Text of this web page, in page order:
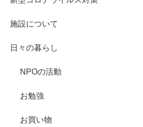
施設について
日々の暮らし
NPOの活動
お勉強
お買い物